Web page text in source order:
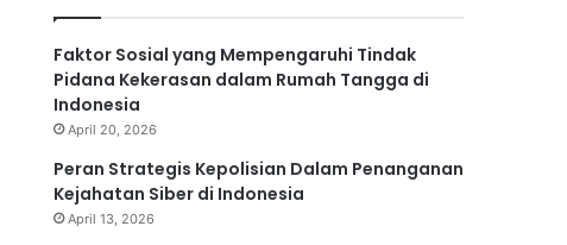
Faktor Sosial yang Mempengaruhi Tindak
Pidana Kekerasan dalam Rumah Tangga di
Indonesia
April 20, 2026
Peran Strategis Kepolisian Dalam Penanganan
Kejahatan Siber di Indonesia
April 13, 2026